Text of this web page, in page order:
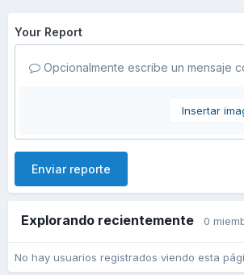
Your Report
Opcionalmente escribe un mensaje
Insertar
Enviar reporte
Explorando recientemente 0
No hay usuarios registrados viendo esta